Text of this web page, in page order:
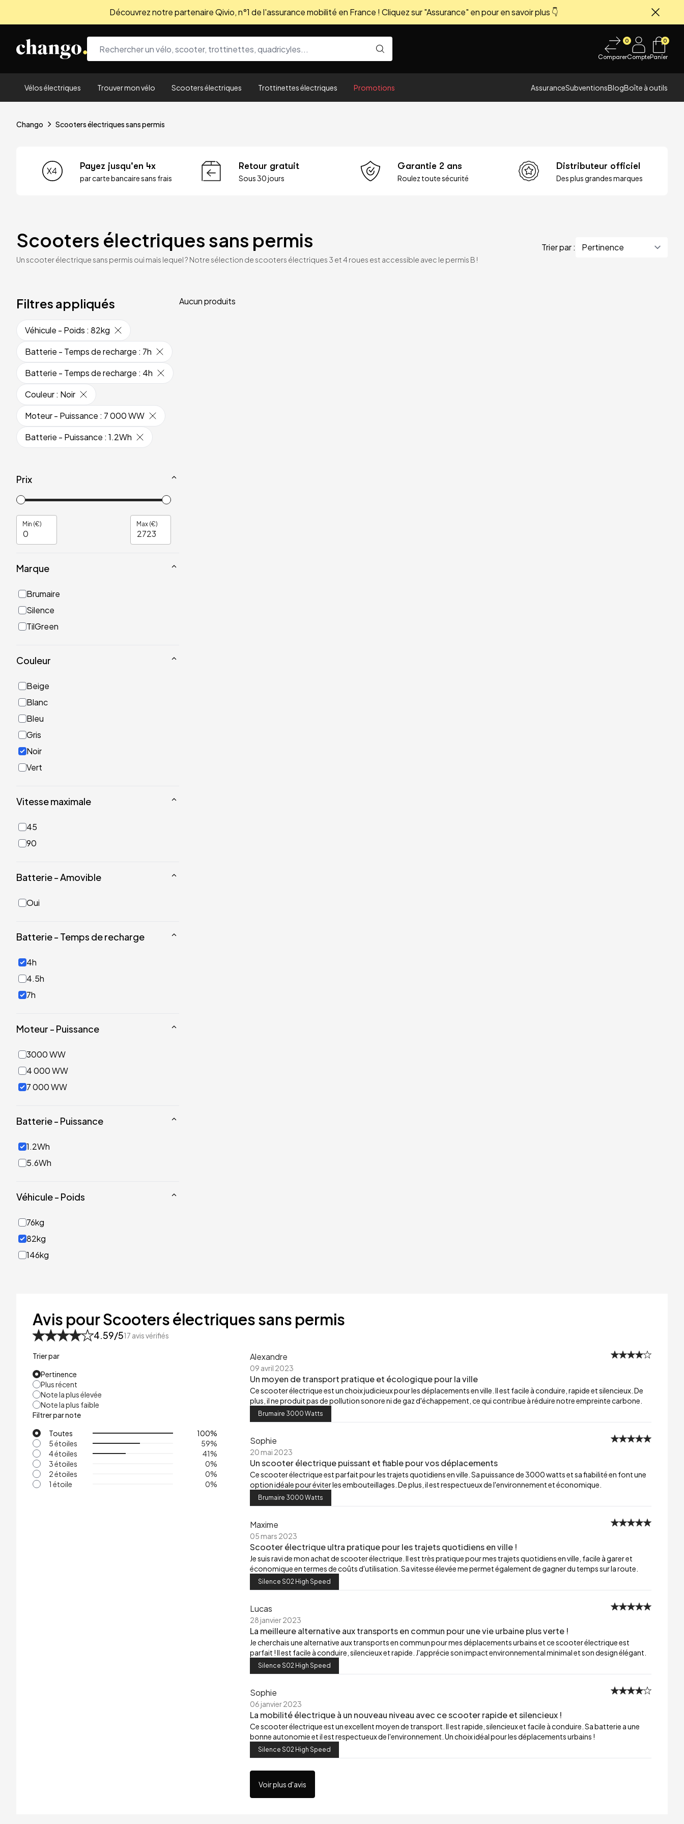
Découvrez notre partenaire Qivio, n°1 de l'assurance mobilité en France ! Cliquez sur "Assurance" en pour en savoir plus 👇
0
ComparerCompte
0
Panier
Vélos électriques Trouver mon vélo Scooters électriques Trottinettes électriques Promotions AssuranceSubventionsBlogBoîte à outils
Chango Scooters électriques sans permis
Payez jusqu'en 4x
par carte bancaire sans frais
Retour gratuit
Sous 30 jours
Garantie 2 ans
Roulez toute sécurité
Distributeur officiel
Des plus grandes marques
Scooters électriques sans permis
Un scooter électrique sans permis oui mais lequel ? Notre sélection de scooters électriques 3 et 4 roues est accessible avec le permis B !
Trier par :
Filtres appliqués
Véhicule - Poids : 82kg
Batterie - Temps de recharge : 7h
Batterie - Temps de recharge : 4h
Couleur: Noir
Moteur - Puissance : 7 000 WW
Batterie - Puissance : 1.2Wh
Prix
Min (€) Max (€)
Marque
Brumaire
Silence
TilGreen
Couleur
Beige
Blanc
Bleu
Gris
Noir
Vert
Vitesse maximale
45
90
Batterie - Amovible
Oui
Batterie - Temps de recharge
4h
4.5h
7h
Moteur - Puissance
3000 WW
4 000 WW
7 000 WW
Batterie - Puissance
1.2Wh
5.6Wh
Véhicule - Poids
76kg
82kg
146kg
Aucun produits
Avis pour Scooters électriques sans permis
4.59/517 avis vérifiés
Trier par
Pertinence
Plus récent
Note la plus élevée
Note la plus faible
Filtrer par note
Toutes
100%
5 étoiles
59%
4 étoiles
41%
3 étoiles
0%
2 étoiles
0%
1 étoile
0%
Alexandre
09 avril 2023
Un moyen de transport pratique et écologique pour la ville
Ce scooter électrique est un choix judicieux pour les déplacements en ville. Il est facile à conduire, rapide et silencieux. De
plus, il ne produit pas de pollution sonore ni de gaz d'échappement, ce qui contribue à réduire notre empreinte carbone.
Brumaire 3000 Watts
Sophie
20 mai 2023
Un scooter électrique puissant et fiable pour vos déplacements
Ce scooter électrique est parfait pour les trajets quotidiens en ville. Sa puissance de 3000 watts et sa fiabilité en font une
option idéale pour éviter les embouteillages. De plus, il est respectueux de l'environnement et économique.
Brumaire 3000 Watts
Maxime
05 mars 2023
Scooter électrique ultra pratique pour les trajets quotidiens en ville !
Je suis ravi de mon achat de scooter électrique. Il est très pratique pour mes trajets quotidiens en ville, facile à garer et
économique en termes de coûts d'utilisation. Sa vitesse élevée me permet également de gagner du temps sur la route.
Silence S02 High Speed
Lucas
28 janvier 2023
La meilleure alternative aux transports en commun pour une vie urbaine plus verte !
Je cherchais une alternative aux transports en commun pour mes déplacements urbains et ce scooter électrique est
parfait ! Il est facile à conduire, silencieux et rapide. J'apprécie son impact environnemental minimal et son design élégant.
Silence S02 High Speed
Sophie
06 janvier 2023
La mobilité électrique à un nouveau niveau avec ce scooter rapide et silencieux !
Ce scooter électrique est un excellent moyen de transport. Il est rapide, silencieux et facile à conduire. Sa batterie a une
bonne autonomie et il est respectueux de l'environnement. Un choix idéal pour les déplacements urbains !
Silence S02 High Speed
Voir plus d'avis